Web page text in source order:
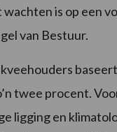
is op een
van Bestuur.
twee procent.
ligging en